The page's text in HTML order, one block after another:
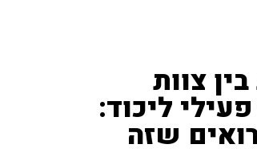
בין צוות
של חדשות 13 לבין פעילי ליכוד:
שזה